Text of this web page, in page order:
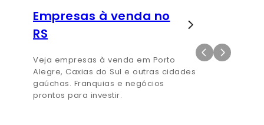
Empresas à venda no
RS
Veja empresas à venda em Porto
Alegre, Caxias do Sul e outras cidades
gaúchas. Franquias e negócios
prontos para investir.